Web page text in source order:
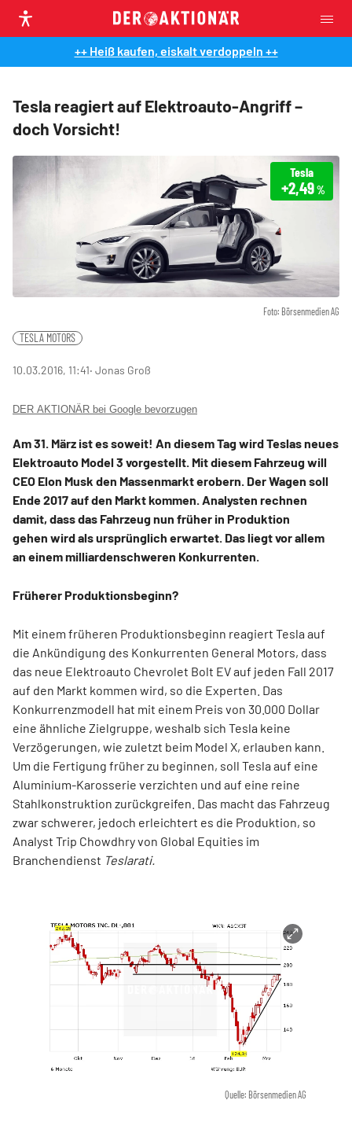
++ Heiß kaufen, eiskalt verdoppeln ++
Tesla reagiert auf Elektroauto-Angriff –
doch Vorsicht!
Foto: Börsenmedien AG
Tesla
+2,49%
TESLA MOTORS
10.03.2016, 11:41‧ Jonas Groß
DER AKTIONÄR bei Google bevorzugen
Am 31. März ist es soweit! An diesem Tag wird Teslas neues
Elektroauto Model 3 vorgestellt. Mit diesem Fahrzeug will
CEO Elon Musk den Massenmarkt erobern. Der Wagen soll
Ende 2017 auf den Markt kommen. Analysten rechnen
damit, dass das Fahrzeug nun früher in Produktion
gehen wird als ursprünglich erwartet. Das liegt vor allem
an einem milliardenschweren Konkurrenten.
Früherer Produktionsbeginn?
Mit einem früheren Produktionsbeginn reagiert Tesla auf
die Ankündigung des Konkurrenten General Motors, dass
das neue Elektroauto Chevrolet Bolt EV auf jeden Fall 2017
auf den Markt kommen wird, so die Experten. Das
Konkurrenzmodell hat mit einem Preis von 30.000 Dollar
eine ähnliche Zielgruppe, weshalb sich Tesla keine
Verzögerungen, wie zuletzt beim Model X, erlauben kann.
Um die Fertigung früher zu beginnen, soll Tesla auf eine
Aluminium-Karosserie verzichten und auf eine reine
Stahlkonstruktion zurückgreifen. Das macht das Fahrzeug
zwar schwerer, jedoch erleichtert es die Produktion, so
Analyst Trip Chowdhry von Global Equities im
Branchendienst Teslarati.
Quelle: Börsenmedien AG